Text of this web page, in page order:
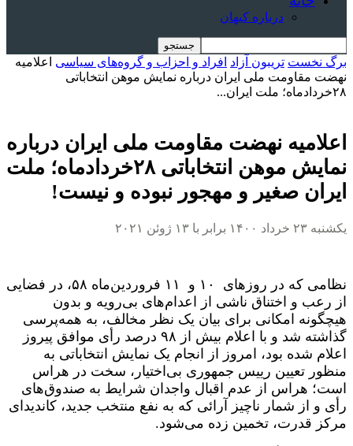
درباره کیهان
برگ نخست تریبون آزاد افراد و احزاب و گروه‌های سیاسی
اعلامیه
نهضت مقاومت ملی ایران درباره‌ نمایش موهن انتخاباتی
۲۸خردادماه؛ ملت ایران...
اعلامیه نهضت مقاومت ملی ایران درباره‌
نمایش موهن انتخاباتی ۲۸خردادماه؛ ملت
ایران صغیر و مهجور نبوده و نیست!
یکشنبه ۲۳ خرداد ۱۴۰۰ برابر با ۱۳ ژوئن ۲۰۲۱
نظامی‌ که در روزهای ۱۰ و ۱۱ فروردین‌ماه ۵۸، در فضایی
از رعب و اختناق ناشی از اعدام‌های بی‌رویه و بدون
هیچگونه امکانی برای بیان یک نظر مخالف، به همه‌پرسی
گذاشته شد و با اعلام بیش از ۹۸ درصد رأی موافق پیروز
اعلام شده بود، امروز از انجام یک نمایش انتخاباتی به
منظور تعیین رییس جمهوری بی‌اختیار، سخت در هراس
است؛ هراس از عدم اقبال واجدان شرایط به صندوق‌های
رأی و از شمار ناچیز آرائی که به نفع منتخب جدید، کاندیدای
مرکز قدرت، تخمین زده می‌شود.